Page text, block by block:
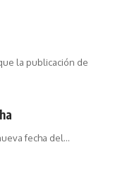
la publicación de
fecha del…